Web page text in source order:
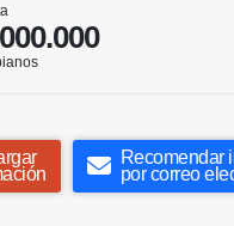
Recomendar
por correo